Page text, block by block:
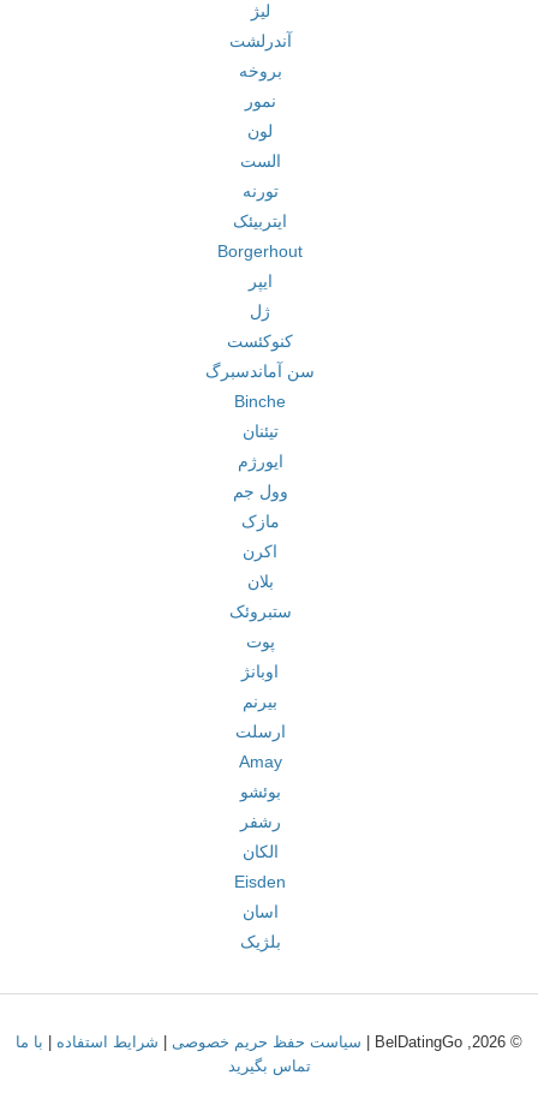
لیژ
آندرلشت
بروخه
نمور
لون
الست
تورنه
ایتربیئک
Borgerhout
ایپر
ژل
کنوکئست
سن آماندسبرگ
Binche
تیئنان
ایورژم
وول جم
مازک
اکرن
بلان
ستبروئک
پوت
اوبانژ
بیرنم
ارسلت
Amay
بوئشو
رشفر
الکان
Eisden
اسان
بلژیک
© 2026, BelDatingGo | سیاست حفظ حریم خصوصی شرایط استفاده
با ما
تماس بگیرید